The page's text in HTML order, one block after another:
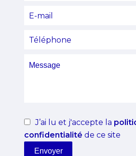
J’ai lu et j'accepte la
confidentialité de ce site
Envoyer